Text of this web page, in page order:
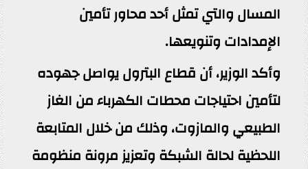
المسال والتي تمثل أحد محاور تأمين
الإمدادات وتنويعها.
وأكد الوزير، أن قطاع البترول يواصل جهوده
لتأمين احتياجات محطات الكهرباء من الغاز
الطبيعي والمازوت، وذلك من خلال المتابعة
اللحظية لحالة الشبكة وتعزيز مرونة منظومة